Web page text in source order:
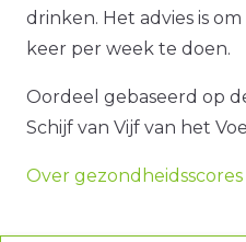
drinken. Het advies is
keer per week te doen.
Oordeel gebaseerd op
Schijf van Vijf van het
Over gezondheidsscores